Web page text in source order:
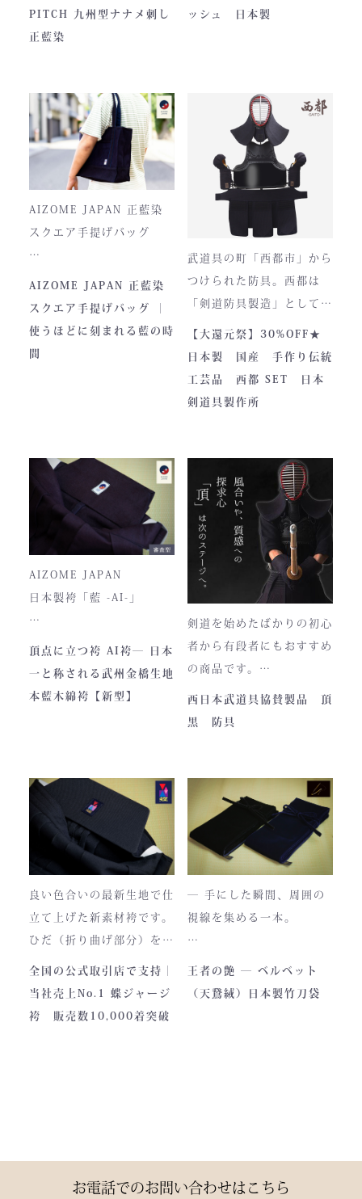
い、“本物”の存在感。ALL
JAPAN PITCHは、全国の
堅牢さ、美しい造形、そし
て驚くほどの機動力。実戦
に必要な「守り」と「動
き」を極限まで高めたこの
一式は、まさに現代剣道具
の完成形と呼ぶにふさわし
い逸品です。余計な装飾を
一切排し、機能美だけを追
求した姿。そこに宿るの
は、全日本武道具が誇
る“実用美”と魂の職人技で
す。
PITCH 九州型ナナメ刺し
正藍染
し、熊本の製作拠点にて一
正藍染ならではの深みある
色合いは、使い込むほどに
風合いが増し、唯一無二の
存在へと変化。
さらに、熊本の熟練職人に
ッシュ 日本製
AIZOME JAPAN 正藍染
スクエア手提げバッグ
とってもお洒落な和柄の手
提げバッグです。
内側には2つのポケットが
ついております。
ハンドルの高さ：22cm
■仕様
ファスナー部分にはYKK製
を使用しております。
入荷時期やロットにより、
ファスナーのデザイン・仕
様が一部異なる場合がござ
それもまた"本物の証"。
使い込むほどに色は落ち着
き、
あなただけの一着へと育っ
ていきます。
藍が変化していく時間ご
と、お楽しみください。
AIZOME JAPAN 正藍染
スクエア手提げバッグ ｜
使うほどに刻まれる藍の時
間
武道具の町「西都市」から
つけられた防具。西都は
「剣道防具製造」として町
のPRやふるさと納税のた
めに作られました。しかし
全国の販売店様の強い意向
で卸販売を開始すると瞬く
トが町のPRとふるさと納
税ということもあり、高品
質低価格をできるだけ再現
しております。特に籠手は
使いやすいと評判です。
【大還元祭】30%OFF★
日本製 国産 手作り伝統
工芸品 西都 SET 日本
剣道具製作所
AIZOME JAPAN
日本製袴「藍 -AI-」
― 武州正藍染 × 熊本工
場製作 ―
日本国内でも袴を手がける
職人が数えるほどしかいな
い今、
この袴は、一針一針に魂を
込めて仕立てられた 日本
最高峰の逸品 です。
製作の地は、火の国・熊
数々の名勝負の舞台にも選
ばれた、 純日本製の誇り
頂点に立つ袴 AI袴― 日本
一と称される武州金橋生地
本藍木綿袴【新型】
剣道を始めたばかりの初心
者から有段者にもおすすめ
の商品です。
【商品内容】
・頂黒セット
西日本武道具協賛製品 頂
黒 防具
良い色合いの最新生地で仕
立て上げた新素材袴です。
ひだ（折り曲げ部分）を縫
い込んでありますので洗濯
しても崩れが少なく簡単に
折りたためます。
全国の公式取引店で支持｜
当社売上No.1 蝶ジャージ
袴 販売数10,000着突破
― 手にした瞬間、周囲の
視線を集める一本。
深く艶めくベルベットの光
沢。
王者の艶 ― ベルベット
（天鵞絨）日本製竹刀袋
お電話でのお問い合わせはこちら